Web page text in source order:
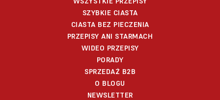
SZYBKIE CIASTA
CIASTA BEZ PIECZENIA
PRZEPISY ANI STARMACH
WIDEO PRZEPISY
PORADY
SPRZEDAŻ B2B
O BLOGU
NEWSLETTER